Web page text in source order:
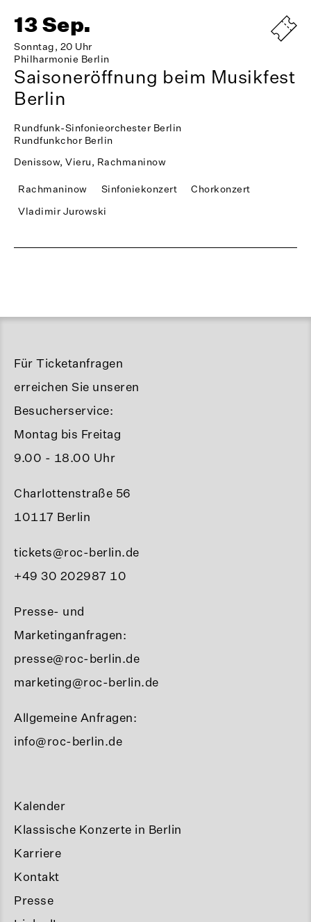
13 Sep.
Sonntag, 20 Uhr
Philharmonie Berlin
Saisoneröffnung beim Musikfest
Berlin
Rundfunk-Sinfonieorchester Berlin
Rundfunkchor Berlin
Denissow, Vieru, Rachmaninow
Rachmaninow Sinfoniekonzert
Chorkonzert
Vladimir Jurowski
Für Ticketanfragen
erreichen Sie unseren
Besucherservice:
Montag bis Freitag
9.00 - 18.00 Uhr
Charlottenstraße 56
10117 Berlin
tickets@roc-berlin.de
+49 30 202987 10
Presse- und
Marketinganfragen:
presse@roc-berlin.de
marketing@roc-berlin.de
Allgemeine Anfragen:
info@roc-berlin.de
Kalender
Klassische Konzerte in Berlin
Karriere
Kontakt
Presse